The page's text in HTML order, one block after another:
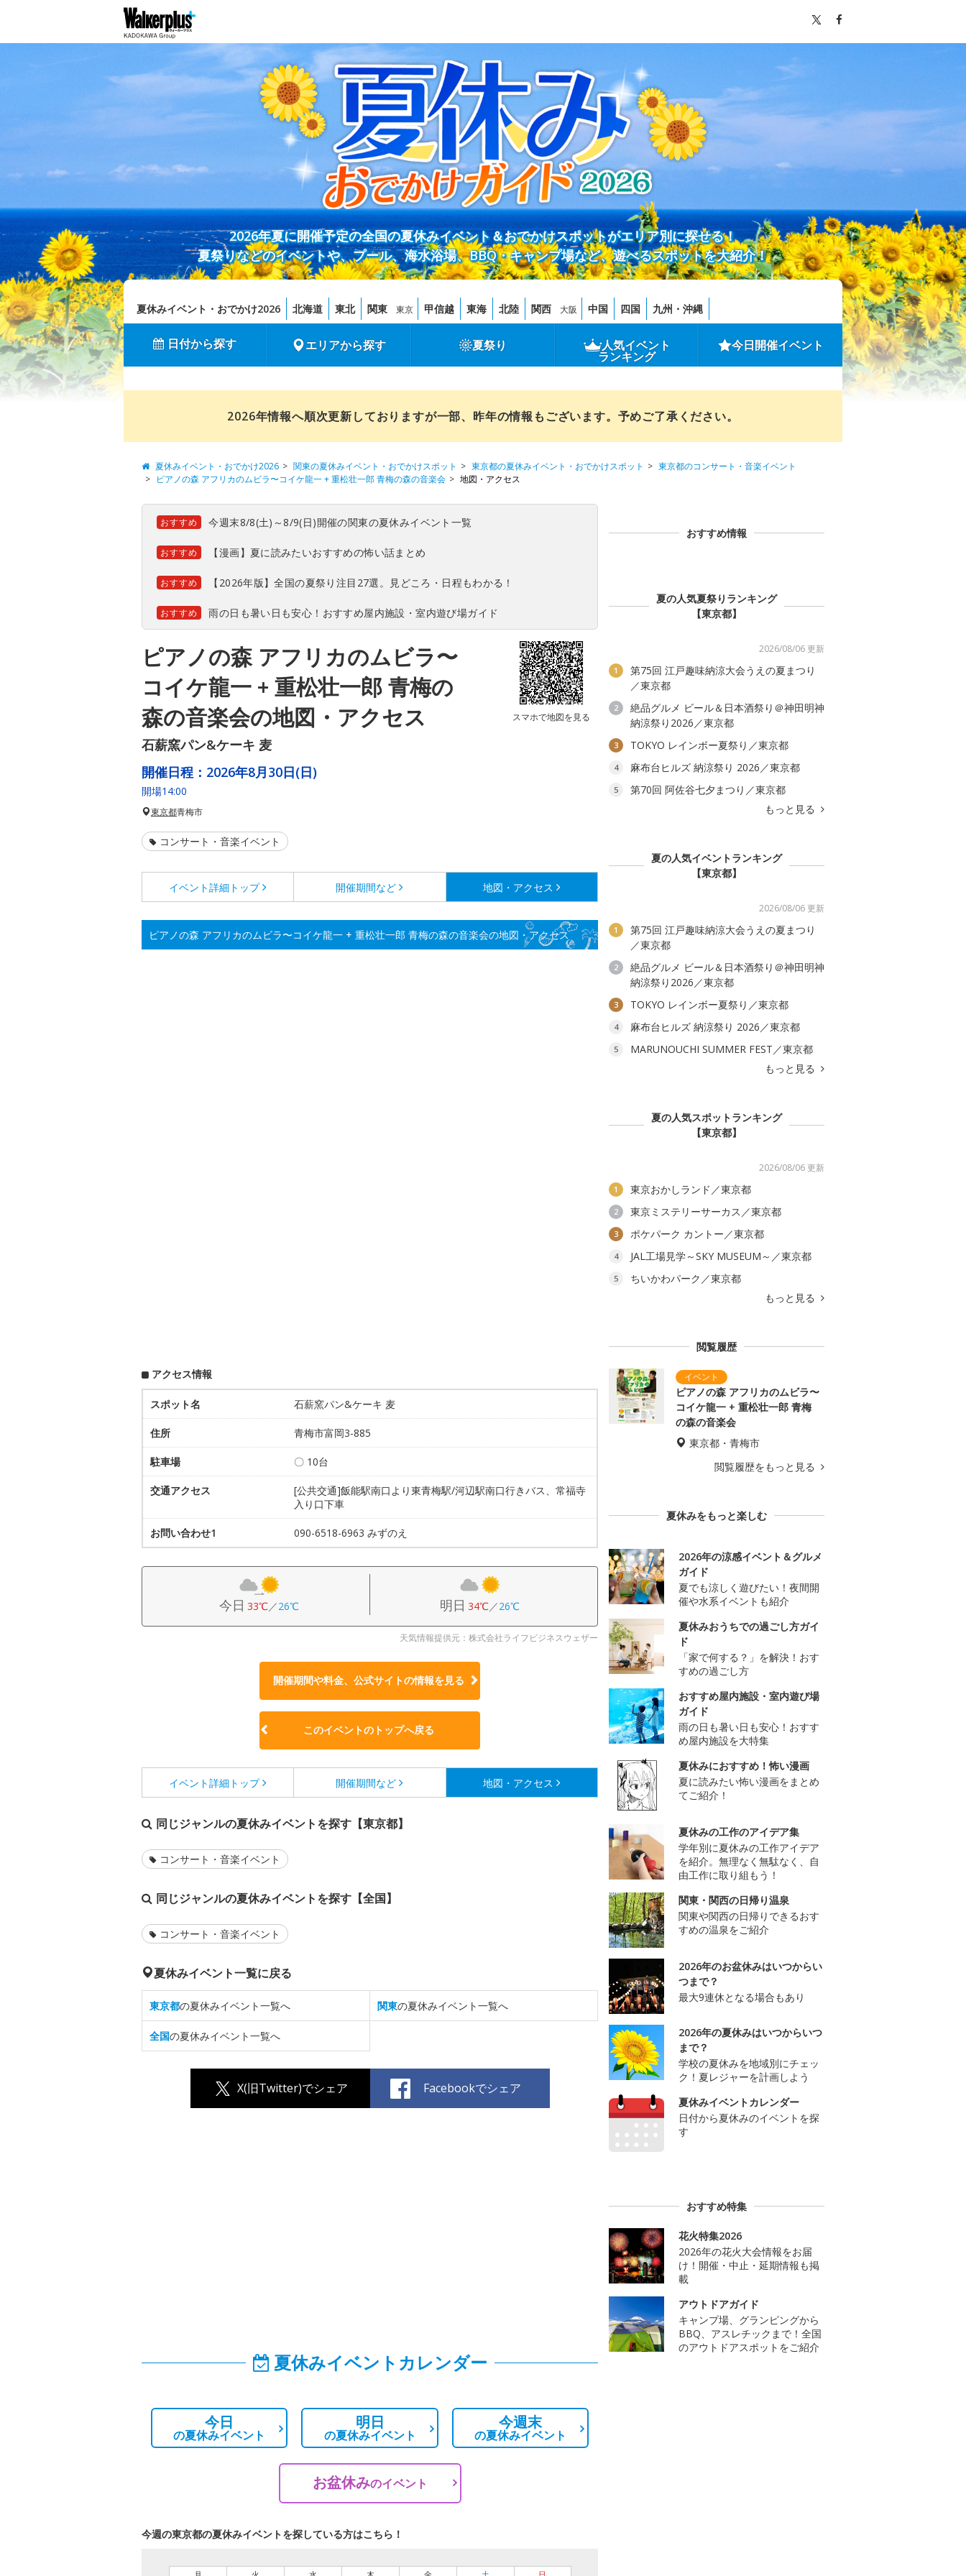
2026年夏に開催予定の全国の夏休みイベント＆おでかけスポットがエリア別に探せる！
夏祭りなどのイベントや、プール、海水浴場、BBQ・キャンプ場など、遊べるスポットを大紹介！
夏休みイベント・おでかけ2026 北海道 東北 関東 東京 甲信越 東海 北陸 関西 大阪 中国 四国 九州・沖縄
日付から探す エリアから探す 夏祭り 人気イベント
ランキング
今日開催イベント
2026年情報へ順次更新しておりますが一部、昨年の情報もございます。予めご了承ください。
夏休みイベント・おでかけ2026 関東の夏休みイベント・おでかけスポット 東京都の夏休みイベント・おでかけスポット
東京都のコンサート・音楽イベント
ピアノの森 アフリカのムビラ〜コイケ龍一 + 重松壮一郎 青梅の森の音楽会
地図・アクセス
おすすめ 今週末8/8(土)～8/9(日)開催の関東の夏休みイベント一覧
おすすめ 【漫画】夏に読みたいおすすめの怖い話まとめ
おすすめ 【2026年版】全国の夏祭り注目27選。見どころ・日程もわかる！
おすすめ 雨の日も暑い日も安心！おすすめ屋内施設・室内遊び場ガイド
ピアノの森 アフリカのムビラ〜
コイケ龍一 + 重松壮一郎 青梅の
森の音楽会の地図・アクセス
石薪窯パン&ケーキ 麦
スマホで地図を見る
開催日程： 2026年8月30日(日)
開場14:00
東京都青梅市
コンサート・音楽イベント
イベント詳細 トップ 開催期間など 地図・アクセス
ピアノの森 アフリカのムビラ〜コイケ龍一 + 重松壮一郎 青梅の森の音楽会の地図・アクセス
アクセス情報
スポット名 石薪窯パン&ケーキ 麦
住所 青梅市富岡3-885
駐車場 〇 10台
交通アクセス
[公共交通]飯能駅南口より東青梅駅/河辺駅南口行きバス、常福寺
入り口下車
お問い合わせ1 090-6518-6963 みずのえ
今日 33℃／26℃ 明日 34℃／26℃
天気情報提供元：株式会社ライフビジネスウェザー
開催期間や料金、公式サイトの情報を見る
このイベントのトップへ戻る
イベント詳細 トップ 開催期間など 地図・アクセス
同じジャンルの夏休みイベントを探す【東京都】
コンサート・音楽イベント
同じジャンルの夏休みイベントを探す【全国】
コンサート・音楽イベント
夏休みイベント一覧に戻る
東京都の夏休みイベント一覧へ 関東の夏休みイベント一覧へ
全国の夏休みイベント一覧へ
X(旧Twitter)でシェア Facebookでシェア
夏休みイベントカレンダー
今日
の夏休みイベント
明日
の夏休みイベント
今週末
の夏休みイベント
お盆休みのイベント
今週の東京都の夏休みイベントを探している方はこちら！
おすすめ情報
夏の人気夏祭りランキング
【東京都】
2026/08/06 更新
1
第75回 江戸趣味納涼大会うえの夏まつり
／東京都
2
絶品グルメ ビール＆日本酒祭り＠神田明神
納涼祭り2026／東京都
3 TOKYO レインボー夏祭り／東京都
4 麻布台ヒルズ 納涼祭り 2026／東京都
5
第70回 阿佐谷七夕まつり／東京都
もっと見る
夏の人気イベントランキング
【東京都】
2026/08/06 更新
1
第75回 江戸趣味納涼大会うえの夏まつり
／東京都
2
絶品グルメ ビール＆日本酒祭り＠神田明神
納涼祭り2026／東京都
3 TOKYO レインボー夏祭り／東京都
4 麻布台ヒルズ 納涼祭り 2026／東京都
5
MARUNOUCHI SUMMER FEST／東京都
もっと見る
夏の人気スポットランキング
【東京都】
2026/08/06 更新
1 東京おかしランド／東京都
2 東京ミステリーサーカス／東京都
3 ポケパーク カントー／東京都
4 JAL工場見学～SKY MUSEUM～／東京都
5
ちいかわパーク／東京都
もっと見る
閲覧履歴
ピアノの森 アフリカのムビラ〜
コイケ龍一 + 重松壮一郎 青梅
の森の音楽会
東京都・青梅市
閲覧履歴をもっと見る
夏休みをもっと楽しむ
2026年の涼感イベント＆グルメ
ガイド
夏でも涼しく遊びたい！夜間開
催や水系イベントも紹介
夏休みおうちでの過ごし方ガイ
ド
「家で何する？」を解決！おす
すめの過ごし方
おすすめ屋内施設・室内遊び場
ガイド
雨の日も暑い日も安心！おすす
め屋内施設を大特集
夏休みにおすすめ！怖い漫画
夏に読みたい怖い漫画をまとめ
てご紹介！
夏休みの工作のアイデア集
学年別に夏休みの工作アイデア
を紹介。無理なく無駄なく、自
由工作に取り組もう！
関東・関西の日帰り温泉
関東や関西の日帰りできるおす
すめの温泉をご紹介
2026年のお盆休みはいつからい
つまで？
最大9連休となる場合もあり
2026年の夏休みはいつからいつ
まで？
学校の夏休みを地域別にチェッ
ク！夏レジャーを計画しよう
夏休みイベントカレンダー
日付から夏休みのイベントを探
す
おすすめ特集
花火特集2026
2026年の花火大会情報をお届
け！開催・中止・延期情報も掲
載
アウトドアガイド
キャンプ場、グランピングから
BBQ、アスレチックまで！全国
のアウトドアスポットをご紹介